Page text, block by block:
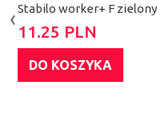
Stabilo worker+ F zielony
11.25 PLN
DO KOSZYKA
‹